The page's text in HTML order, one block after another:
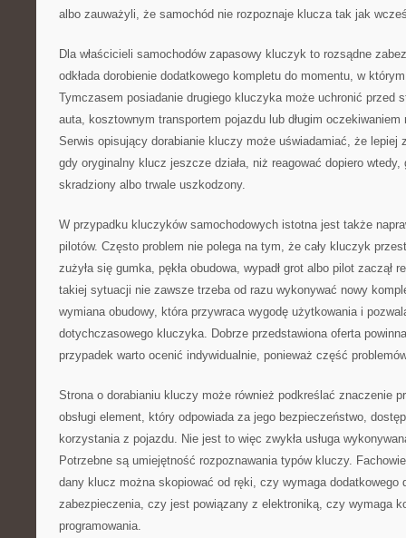
albo zauważyli, że samochód nie rozpoznaje klucza tak jak
Dla właścicieli samochodów zapasowy kluczyk to rozsądne
odkłada dorobienie dodatkowego kompletu do momentu, w
Tymczasem posiadanie drugiego kluczyka może uchronić przed
auta, kosztownym transportem pojazdu lub długim oczekiwaniem
Serwis opisujący dorabianie kluczy może uświadamiać, że lepiej
gdy oryginalny klucz jeszcze działa, niż reagować dopiero
skradziony albo trwale uszkodzony.
W przypadku kluczyków samochodowych istotna jest także
pilotów. Często problem nie polega na tym, że cały kluczyk
zużyła się gumka, pękła obudowa, wypadł grot albo pilot zaczął
takiej sytuacji nie zawsze trzeba od razu wykonywać nowy
wymiana obudowy, która przywraca wygodę użytkowania i
dotychczasowego kluczyka. Dobrze przedstawiona oferta
przypadek warto ocenić indywidualnie, ponieważ część
Strona o dorabianiu kluczy może również podkreślać znaczenie
obsługi element, który odpowiada za jego bezpieczeństwo,
korzystania z pojazdu. Nie jest to więc zwykła usługa
Potrzebne są umiejętność rozpoznawania typów kluczy.
dany klucz można skopiować od ręki, czy wymaga dodatkowego
zabezpieczenia, czy jest powiązany z elektroniką, czy wymaga
programowania.